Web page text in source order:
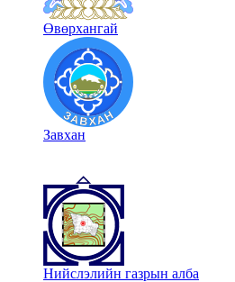
Өвөрхангай
Завхан
Нийслэлийн газрын алба